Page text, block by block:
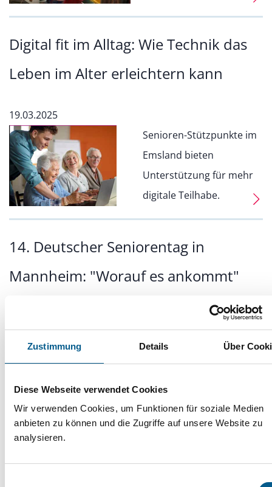
Zustimmung Details Über
Diese Webseite verwendet Cookies
Wir verwenden Cookies, um Funktionen für soziale Medien
anbieten zu können und die Zugriffe auf unsere Website zu
analysieren.
Digital fit im Alltag: Wie Technik das
Leben im Alter erleichtern kann
19.03.2025
Senioren-Stützpunkte im
Emsland bieten
Unterstützung für mehr
digitale Teilhabe.
14. Deutscher Seniorentag in
Mannheim: "Worauf es ankommt"
Alt werden mit